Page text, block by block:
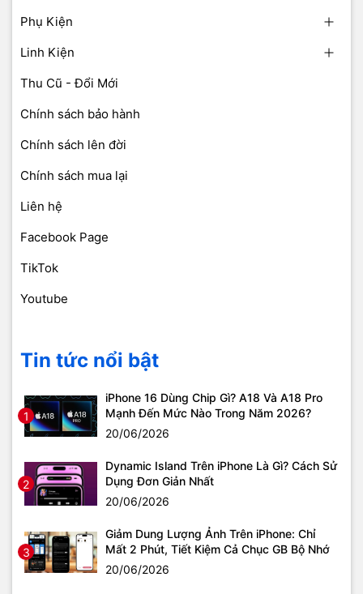
Phụ Kiện
Linh Kiện
Thu Cũ - Đổi Mới
Chính sách bảo hành
Chính sách lên đời
Chính sách mua lại
Liên hệ
Facebook Page
TikTok
Youtube
Tin tức nổi bật
1
iPhone 16 Dùng Chip Gì? A18 Và A18 Pro
Mạnh Đến Mức Nào Trong Năm 2026?
20/06/2026
2
Dynamic Island Trên iPhone Là Gì? Cách Sử
Dụng Đơn Giản Nhất
20/06/2026
3
Giảm Dung Lượng Ảnh Trên iPhone: Chỉ
Mất 2 Phút, Tiết Kiệm Cả Chục GB Bộ Nhớ
20/06/2026